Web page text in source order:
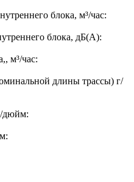
блока, м³/час:
блока, дБ(А):
м³/час:
длины трассы) г/
дюйм: